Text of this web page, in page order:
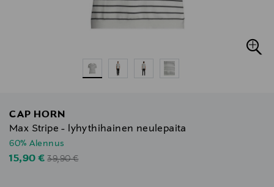
CAP HORN
Max Stripe - lyhythihainen neulepaita
60% Alennus
Discounted Price
15,90 €Original Price
39,90 €